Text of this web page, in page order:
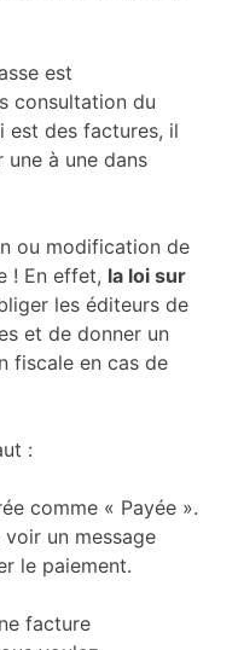
est
consultation du
est des factures, il
à une dans
ou modification de
! En effet, la loi sur
les éditeurs de
et de donner un
fiscale en cas de
:
comme « Payée ».
voir un message
le paiement.
facture